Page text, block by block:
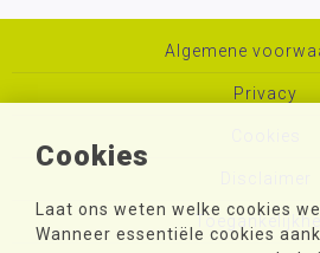
Cookies
Laat ons weten welke cookies
Wanneer essentiële cookies
Algemene
Privacy